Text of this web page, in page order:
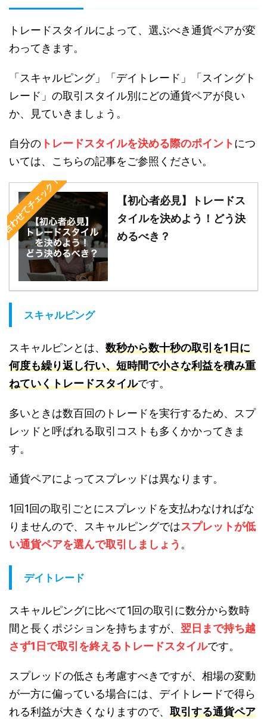
トレードスタイルによって、選ぶべき通貨ペアが変
わってきます。
「スキャルピング」「デイトレード」「スイングト
レード」の取引スタイル別にどの通貨ペアが良い
か、見ていきましょう。
自分の トレードスタイルを決める際のポイントにつ
いては、こちらの記事をご参照ください。
合わせてチェック！
【初心者必見】トレードス
タイルを決めよう！どう決
めるべき？
スキャルピング
スキャルピンとは、 数秒から数十秒の取引を1日に
何度も繰り返し行い、短時間で小さな利益を積み重
ねていくトレードスタイルです。
多いときは数百回のトレードを実行するため、スプ
レッドと呼ばれる取引コストも多くかかってきま
す。
通貨ペアによってスプレッドは異なります。
1回1回の取引ごとにスプレッドを支払わなければな
りませんので、スキャルピングではスプレットが低
い通貨ペアを選んで取引しましょう 。
デイトレード
スキャルピングに比べて1回の取引に数分から数時
間と長くポジションを持ちますが、 翌日まで持ち越
さず1日で取引を終えるトレードスタイルです。
スプレッドの低さも考慮すべきですが、相場の変動
が一方に偏っている場合には、デイトレードで得ら
れる利益が大きくなりますので、 取引する通貨ペア